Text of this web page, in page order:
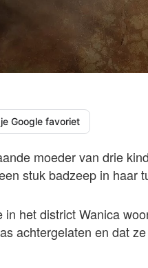
Google favoriet
moeder van drie
stuk badzeep in haar
in het district Wanica
achtergelaten en dat